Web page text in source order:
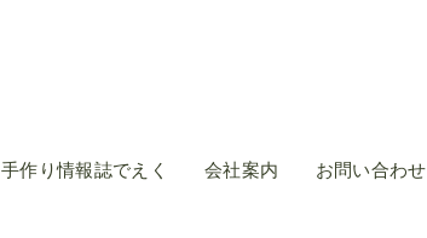
手作り情報誌でえく 会社案内 お問い合わせ